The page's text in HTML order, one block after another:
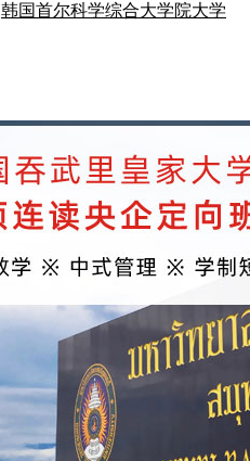
韩国首尔科学综合大学院大学